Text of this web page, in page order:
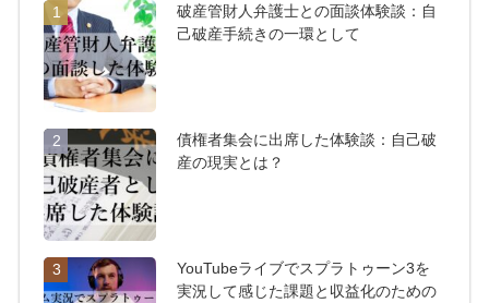
1
破産管財人弁護士との面談体験談：自
己破産手続きの一環として
2
債権者集会に出席した体験談：自己破
産の現実とは？
3
YouTubeライブでスプラトゥーン3を
実況して感じた課題と収益化のための